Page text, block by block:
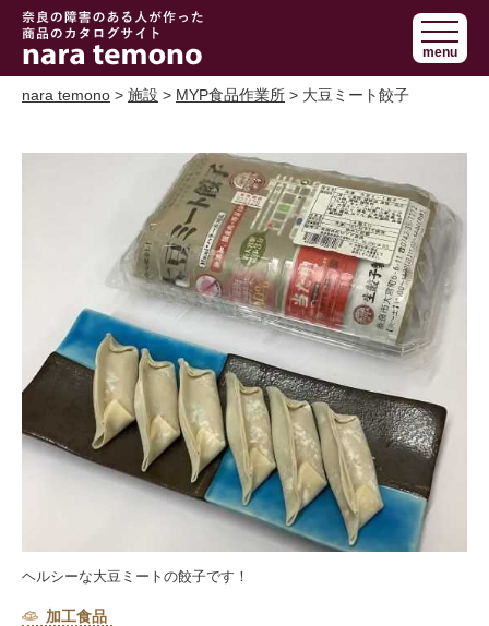
奈良で障害の
ある人の手作
り商品 nara
menu
nara temono > 施設 > MYP食品作業所 > 大豆ミート餃子
ヘルシーな大豆ミートの餃子です！
加工食品